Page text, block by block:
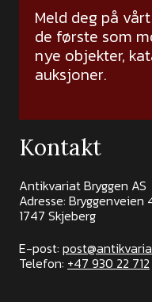
Meld deg på
de første som
nye objekter,
auksjoner.
Kontakt
Antikvariat Bryggen AS
Adresse: Bryggenveien
1747 Skjeberg
E-post:
Telefon: +47 930 22 712